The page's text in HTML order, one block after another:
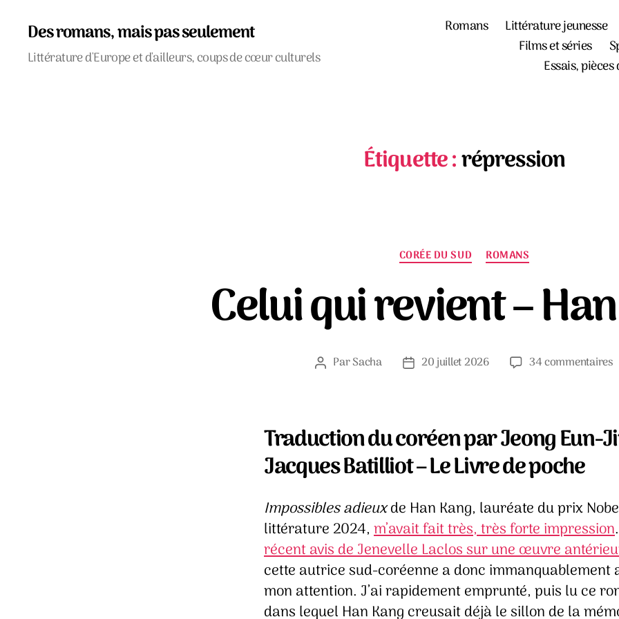
Des romans, mais pas seulement
Littérature d'Europe et d'ailleurs, coups de cœur culturels
Romans Littérature jeunesse
Films et séries
Essais,
Étiquette :répression
Catégories
CORÉE DU SUD ROMANS
Celui qui revient –
Auteur
ParSacha
Date20 juillet 2026 34 commentairessur
–
Traduction du coréen par Jeong Eun-
Jacques Batilliot – Le Livre de poche
Impossibles adieuxde Han Kang, lauréate du prix
littérature 2024, m’avait fait très, très forte impression
récent avis de Jenevelle Laclos sur une œuvre
cette autrice sud-coréenne a donc immanquablement
mon attention. J’ai rapidement emprunté, puis lu ce
dans lequel Han Kang creusait déjà le sillon de la